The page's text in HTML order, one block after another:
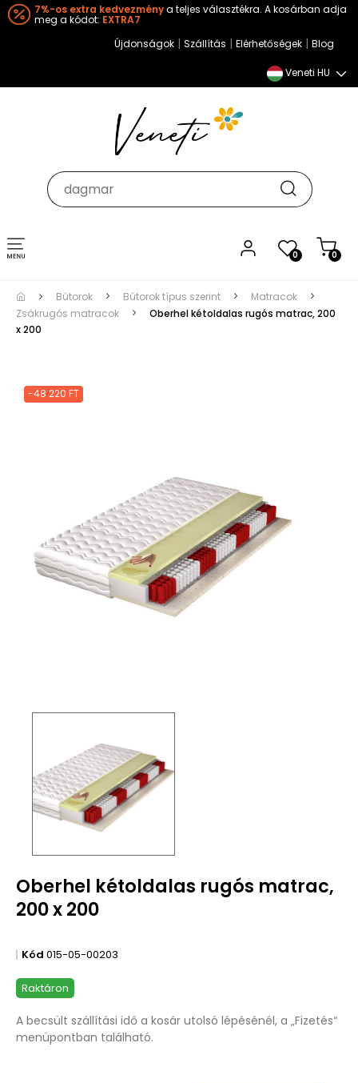
7%-os extra kedvezménya teljes választékra. A kosárban adja
meg a kódot: EXTRA7
Újdonságok | Szállítás | Elérhetőségek | Blog
Veneti HU
0 0
Toggle
navigation
Bútorok Bútorok típus szerint
Matracok
Zsákrugós matracok
Oberhel kétoldalas rugós matrac, 200
x 200
-48 220 FT
Oberhel kétoldalas rugós matrac,
200 x 200
Kód 015-05-00203
Raktáron
A becsült szállítási idő a kosár utolsó lépésénél, a „Fizetés“
menüpontban található.